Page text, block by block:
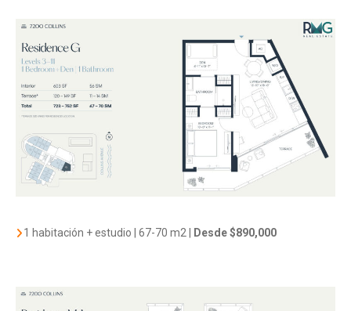
1 habitación + estudio | 67-70 m2 Desde $890,000